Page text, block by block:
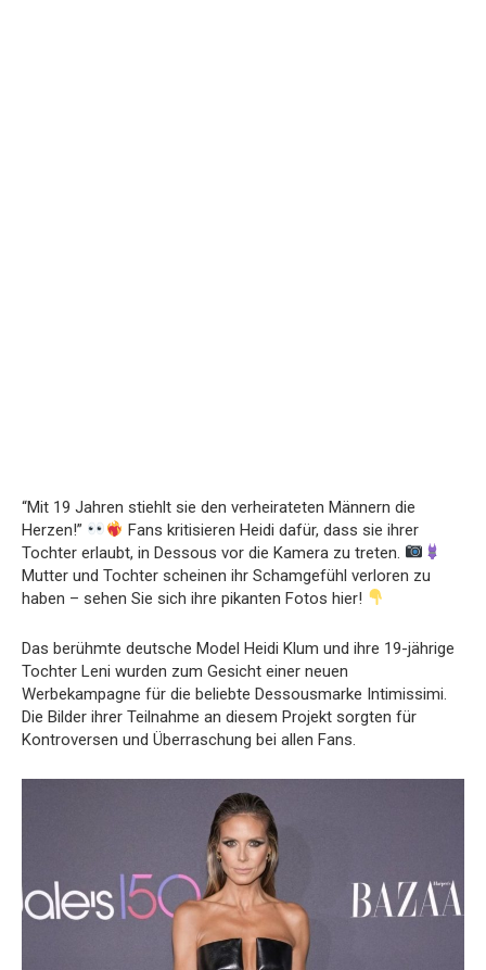
“Mit 19 Jahren stiehlt sie den verheirateten Männern die
Herzen!”
Fans kritisieren Heidi dafür, dass sie ihrer
Tochter erlaubt, in Dessous vor die Kamera zu treten.
Mutter und Tochter scheinen ihr Schamgefühl verloren zu
haben – sehen Sie sich ihre pikanten Fotos hier!
Das berühmte deutsche Model Heidi Klum und ihre 19-jährige
Tochter Leni wurden zum Gesicht einer neuen
Werbekampagne für die beliebte Dessousmarke Intimissimi.
Die Bilder ihrer Teilnahme an diesem Projekt sorgten für
Kontroversen und Überraschung bei allen Fans.